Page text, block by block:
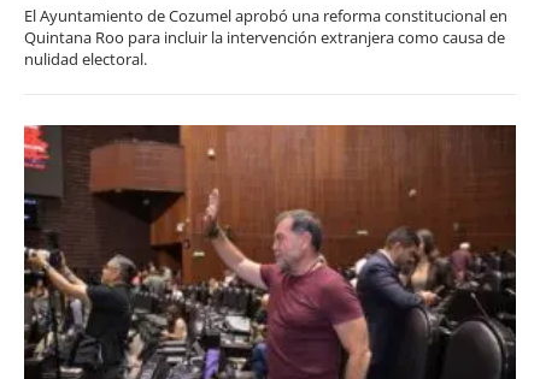
El Ayuntamiento de Cozumel aprobó una reforma constitucional en
Quintana Roo para incluir la intervención extranjera como causa de
nulidad electoral.